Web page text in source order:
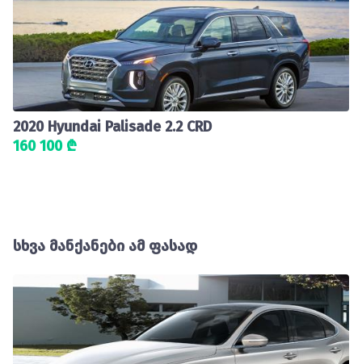
2020 Hyundai Palisade 2.2 CRD
160 100 ₾
სხვა მანქანები ამ ფასად